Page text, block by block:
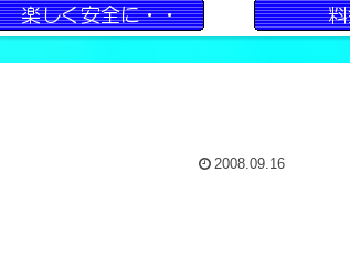
2008.09.16